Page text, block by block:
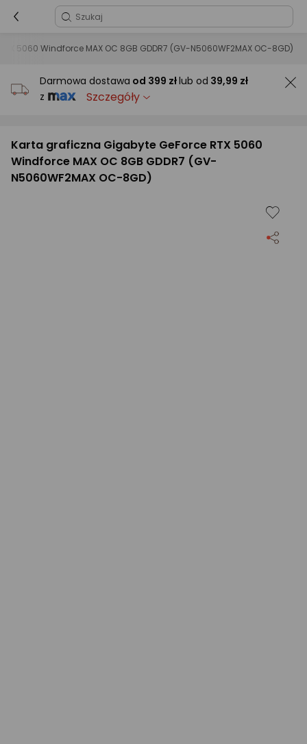
5060 Windforce MAX OC 8GB GDDR7 (GV-N5060WF2MAX OC-8GD)
Darmowa dostawa od 399 złlub od 39,99 zł
z
Szczegóły
Karta graficzna Gigabyte GeForce RTX 5060
Windforce MAX OC 8GB GDDR7 (GV-
N5060WF2MAX OC-8GD)